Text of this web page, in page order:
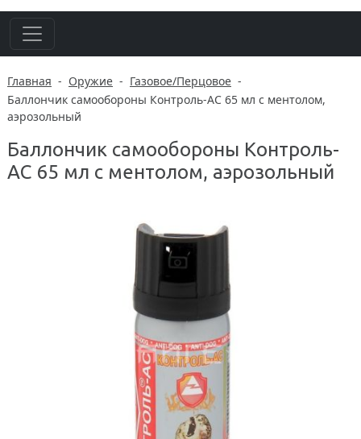
Главная - Оружие - Газовое/Перцовое -
Баллончик самообороны Контроль-АС 65 мл с ментолом,
аэрозольный
Баллончик самообороны Контроль-
АС 65 мл с ментолом, аэрозольный